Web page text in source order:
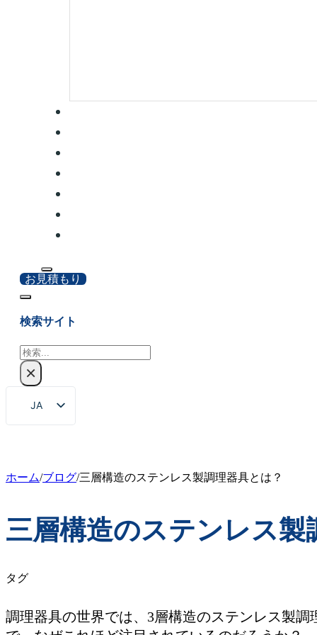
お見積もり
検索サイト
検
索×
JA
EN
FR
RU
ES
KO
ホーム/ブログ/三層構造のステンレス製調理器具とは？
三層構造のステンレス製
タグ
調理器具の世界では、3層構造のステンレス製